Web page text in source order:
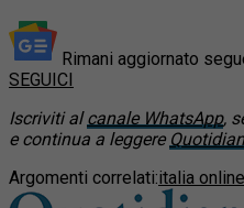
Rimani aggiornato
SEGUICI
Iscriviti alcanale WhatsApp,
e continua a leggere
Argomenti correlati:italia online